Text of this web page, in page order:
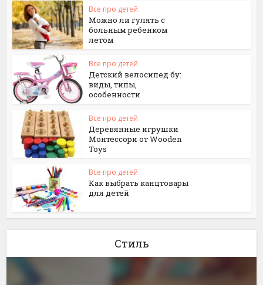
Все про детей
Можно ли гулять с
больным ребенком
летом
Все про детей
Детский велосипед бу:
виды, типы,
особенности
Все про детей
Деревянные игрушки
Монтессори от Wooden
Toys
Все про детей
Как выбрать канцтовары
для детей
Стиль